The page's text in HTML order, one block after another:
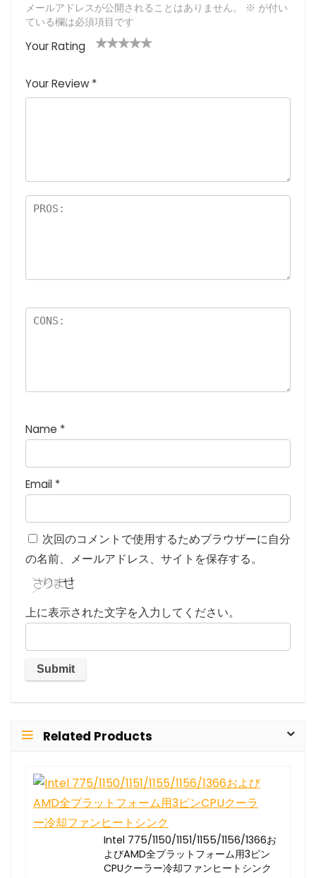
メールアドレスが公開されることはありません。 ※ が付い
ている欄は必須項目です
Your Rating
つ
星
価
星
(最
(最高
評価:
(最高評
価: 5つ
高評価: 5
つ星)
Your Review *
Name *
Email *
次回のコメントで使用するためブラウザーに自分
の名前、メールアドレス、サイトを保存する。
上に表示された文字を入力してください。
Related Products
Intel 775/1150/1151/1155/1156/1366お
よびAMD全プラットフォーム用3ピン
CPUクーラー冷却ファンヒートシンク